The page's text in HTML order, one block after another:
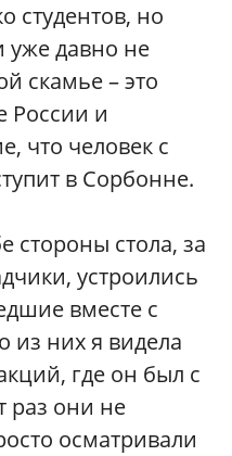
студентов, но
уже давно не
скамье – это
России и
что человек с
в Сорбонне.
стороны стола, за
устроились
вместе с
из них я видела
где он был с
раз они не
осматривали